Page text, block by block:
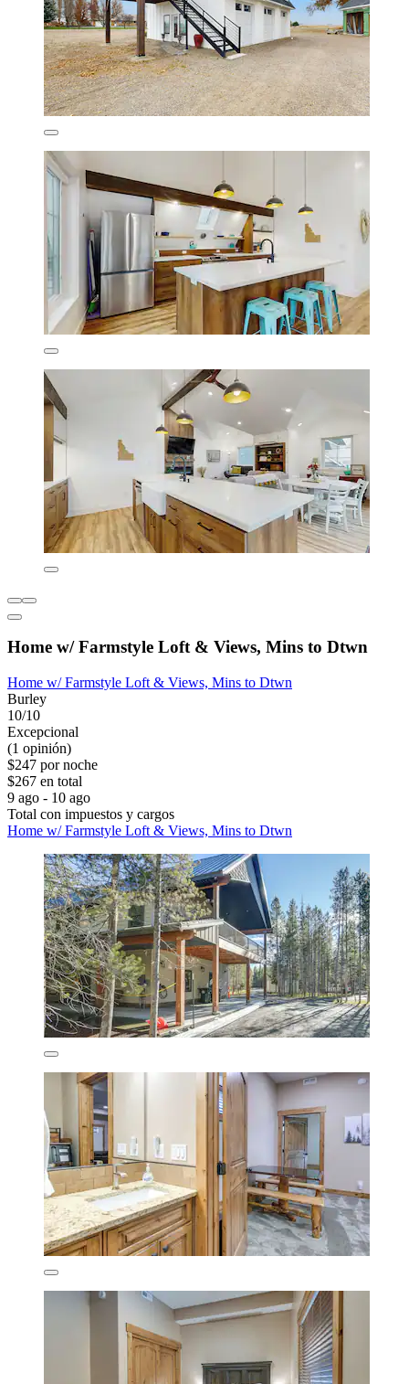
Home w/ Farmstyle Loft & Views, Mins to Dtwn
Home w/ Farmstyle Loft & Views, Mins to Dtwn
Burley
10/10
Excepcional
(1 opinión)
$247 por noche
$267 en total
9 ago - 10 ago
Total con impuestos y cargos
Home w/ Farmstyle Loft & Views, Mins to Dtwn